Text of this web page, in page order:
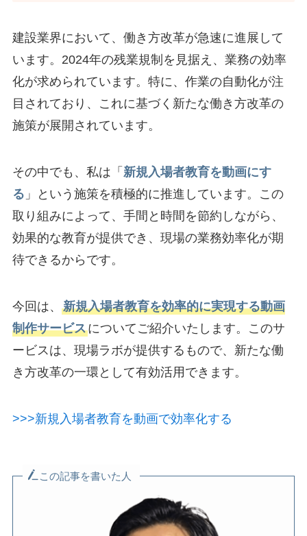
建設業界において、働き方改革が急速に進展して
います。2024年の残業規制を見据え、業務の効率
化が求められています。特に、作業の自動化が注
目されており、これに基づく新たな働き方改革の
施策が展開されています。
その中でも、私は「 新規入場者教育を動画にす
る 」という施策を積極的に推進しています。この
取り組みによって、手間と時間を節約しながら、
効果的な教育が提供でき、現場の業務効率化が期
待できるからです。
今回は、 新規入場者教育を効率的に実現する動画
制作サービスについてご紹介いたします。このサ
ービスは、現場ラボが提供するもので、新たな働
き方改革の一環として有効活用できます。
>>>新規入場者教育を動画で効率化する
この記事を書いた人